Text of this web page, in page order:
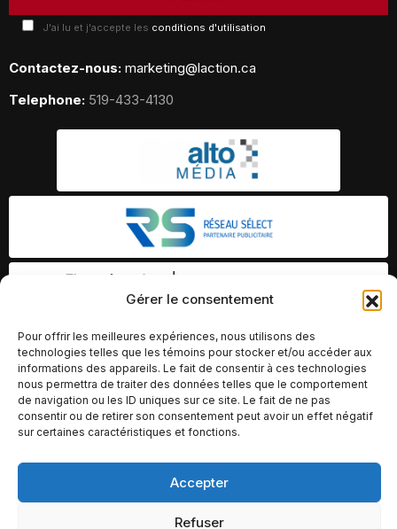
Gérer le consentement
Pour offrir les meilleures expériences, nous utilisons des
technologies telles que les témoins pour stocker et/ou accéder aux
informations des appareils. Le fait de consentir à ces technologies
nous permettra de traiter des données telles que le comportement
de navigation ou les ID uniques sur ce site. Le fait de ne pas
consentir ou de retirer son consentement peut avoir un effet négatif
sur certaines caractéristiques et fonctions.
Accepter
Refuser
J'ai lu et j'accepte les conditions d'utilisation
Contactez-nous: marketing@laction.ca
Telephone: 519-433-4130
© Copyright 2026 – Altomédia Inc |